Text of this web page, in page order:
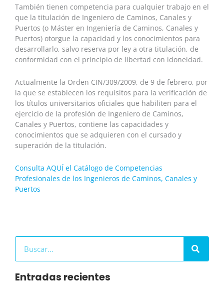
También tienen competencia para cualquier trabajo en el
que la titulación de Ingeniero de Caminos, Canales y
Puertos (o Máster en Ingeniería de Caminos, Canales y
Puertos) otorgue la capacidad y los conocimientos para
desarrollarlo, salvo reserva por ley a otra titulación, de
conformidad con el principio de libertad con idoneidad.
Actualmente la Orden CIN/309/2009, de 9 de febrero, por
la que se establecen los requisitos para la verificación de
los títulos universitarios oficiales que habiliten para el
ejercicio de la profesión de Ingeniero de Caminos,
Canales y Puertos, contiene las capacidades y
conocimientos que se adquieren con el cursado y
superación de la titulación.
Consulta AQUÍ el Catálogo de Competencias
Profesionales de los Ingenieros de Caminos, Canales y
Puertos
Buscar
Entradas recientes